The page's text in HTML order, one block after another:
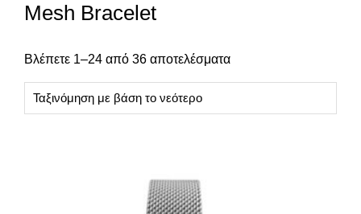
Mesh Bracelet
Βλέπετε 1–24 από 36 αποτελέσματα